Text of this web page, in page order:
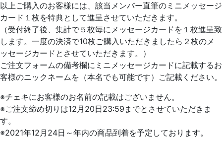
以上ご購入のお客様には、該当メンバー直筆のミニメッセージ
カード１枚を特典として進呈させていただきます。
（受付終了後、集計で５枚毎にメッセージカードを１枚進呈致
します。一度の決済で10枚ご購入いただきましたら２枚のメ
ッセージカードとさせていただきます。）
ご注文フォームの備考欄にミニメッセージカードに記載するお
客様のニックネームを（本名でも可能です）ご記載ください。
※チェキにお客様のお名前の記載はございません。
※ご注文締め切りは12月20日23:59までとさせていただきま
す。
※2021年12月24日～年内の商品到着を予定しております。